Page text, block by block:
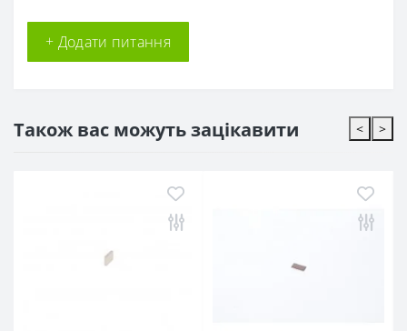
+ Додати питання
Також вас можуть зацікавити < >